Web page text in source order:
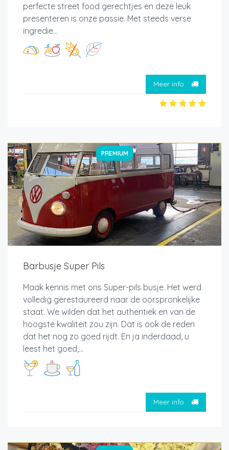
perfecte street food gerechtjes en deze leuk
presenteren is onze passie. Met steeds verse
ingredie...
Meer info
PREMIUM
Barbusje Super Pils
Maak kennis met ons Super-pils busje. Het werd
volledig gerestaureerd naar de oorspronkelijke
staat. We wilden dat het authentiek en van de
hoogste kwaliteit zou zijn. Dat is ook de reden
dat het nog zo goed rijdt. En ja inderdaad, u
leest het goed,...
Meer info